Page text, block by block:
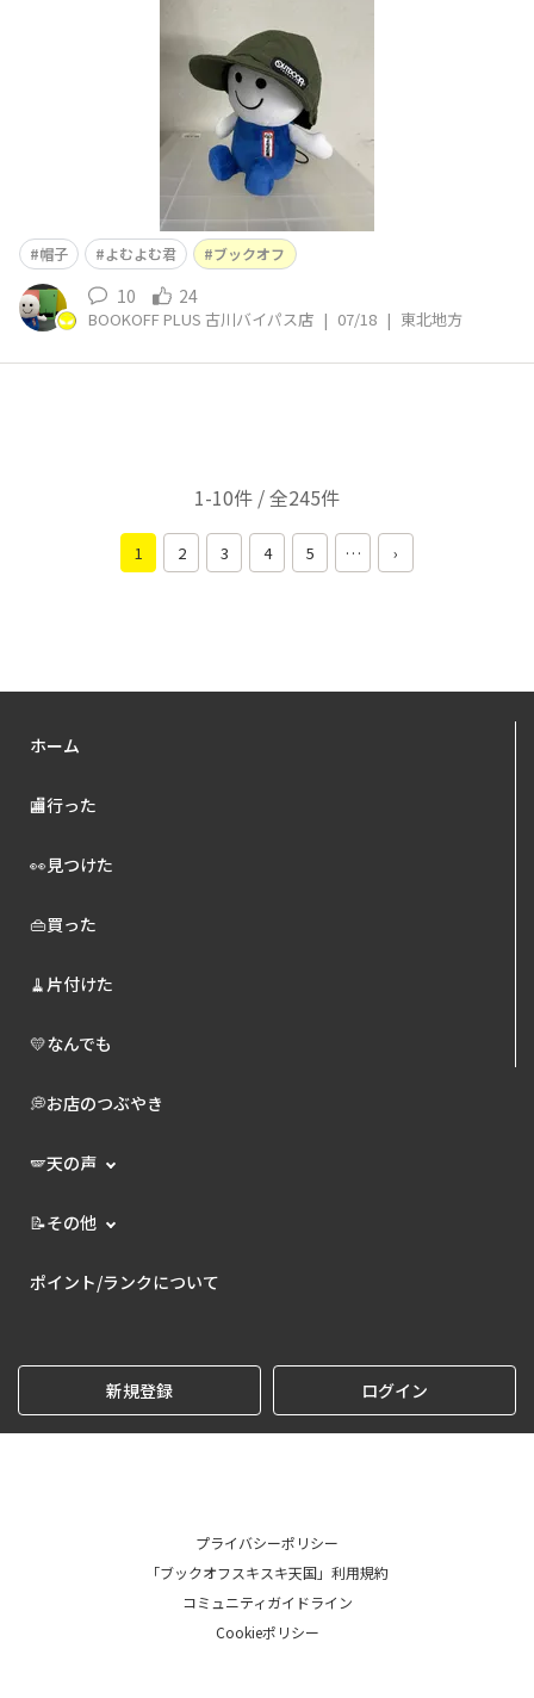
り扱いしてません これからの時期に日差し避
けのために帽子などいかがでしょうか！
帽子 よむよむ君 ブックオフ
10 24
BOOKOFF PLUS 古川バイパス店 | 07/18 | 東北地方
1-10件 / 全245件
1 2 3 4 5 … ›
ホーム
🏬行った
👀見つけた
👜買った
🧹片付けた
💛なんでも
💭お店のつぶやき
🪽天の声
📝その他
ポイント/ランクについて
新規登録 ログイン
プライバシーポリシー
「ブックオフスキスキ天国」利用規約
コミュニティガイドライン
Cookieポリシー